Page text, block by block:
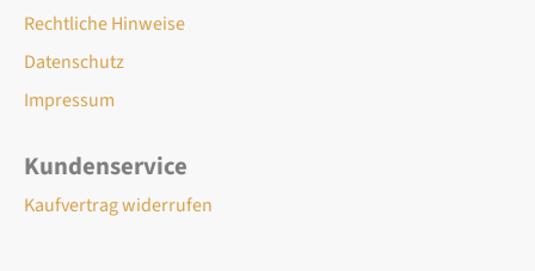
Rechtliche Hinweise
Datenschutz
Impressum
Kundenservice
Kaufvertrag widerrufen